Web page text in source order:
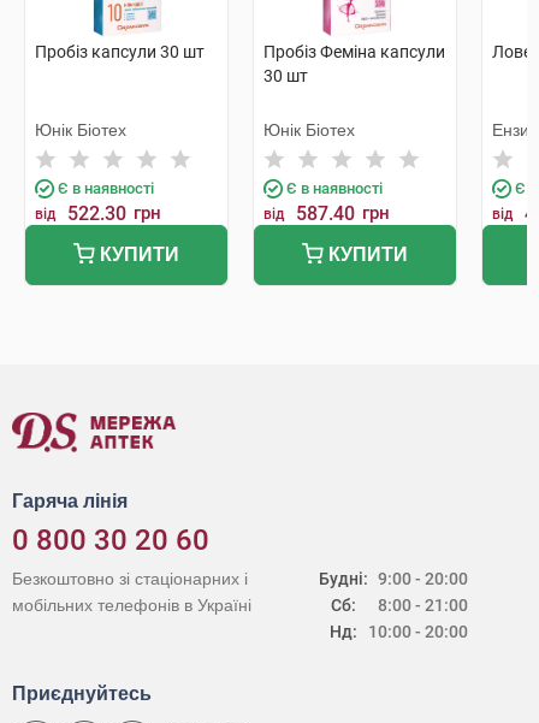
Пробіз капсули 30 шт
Юнік Біотех
Є в наявності
від 522.30 грн
КУПИТИ
Пробіз Феміна капсули
30 шт
Юнік Біотех
Є в наявності
від 587.40 грн
КУПИТИ
Є в
від
Гаряча лінія
0 800 30 20 60
Будні:
Сб:
Нд:
9:00 - 20:00
8:00 - 21:00
10:00 - 20:00
Безкоштовно зі стаціонарних і
мобільних телефонів в Україні
Приєднуйтесь